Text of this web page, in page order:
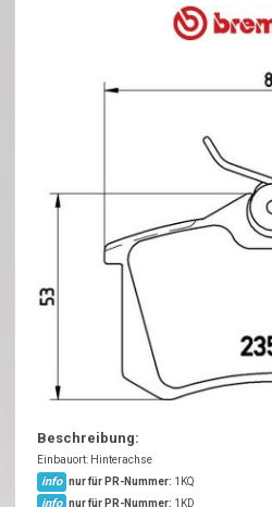
Beschreibung:
Einbauort: Hinterachse
info nur für PR-Nummer: 1KQ
info nur für PR-Nummer: 1KD